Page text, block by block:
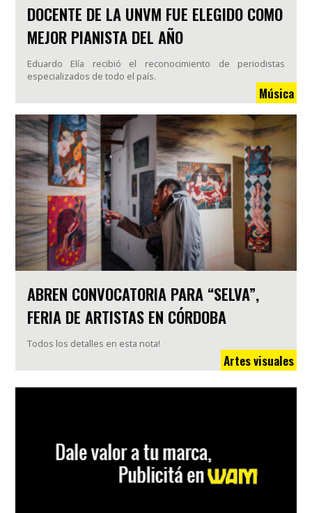
DOCENTE DE LA UNVM FUE ELEGIDO COMO
MEJOR PIANISTA DEL AÑO
Eduardo Elía recibió el reconocimiento de periodistas
especializados de todo el país.
Música
ABREN CONVOCATORIA PARA “SELVA”,
FERIA DE ARTISTAS EN CÓRDOBA
Todos los detalles en esta nota!
Artes visuales